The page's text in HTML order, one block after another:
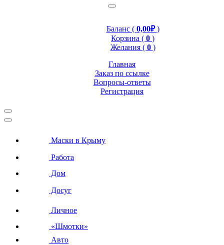
Баланс ( 0,00₽)
Корзина ( 0 )
Желания ( 0 )
Главная
Заказ по ссылке
Вопросы-ответы
Регистрация
Маски в Крыму
Работа
Дом
Досуг
Личное
«Шмотки»
Авто